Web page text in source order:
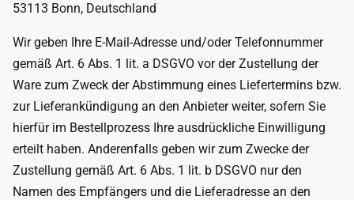
53113 Bonn, Deutschland
Wir geben Ihre E-Mail-Adresse und/oder Telefonnummer
gemäß Art. 6 Abs. 1 lit. a DSGVO vor der Zustellung der
Ware zum Zweck der Abstimmung eines Liefertermins bzw.
zur Lieferankündigung an den Anbieter weiter, sofern Sie
hierfür im Bestellprozess Ihre ausdrückliche Einwilligung
erteilt haben. Anderenfalls geben wir zum Zwecke der
Zustellung gemäß Art. 6 Abs. 1 lit. b DSGVO nur den
Namen des Empfängers und die Lieferadresse an den